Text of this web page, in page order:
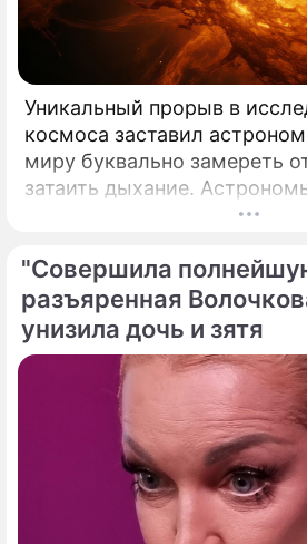
Уникальный прорыв в
космоса заставил
миру буквально замереть
затаить дыхание.
совершить невозможное и
доселе четкостью.
"Совершила
разъяренная
унизила дочь и зятя